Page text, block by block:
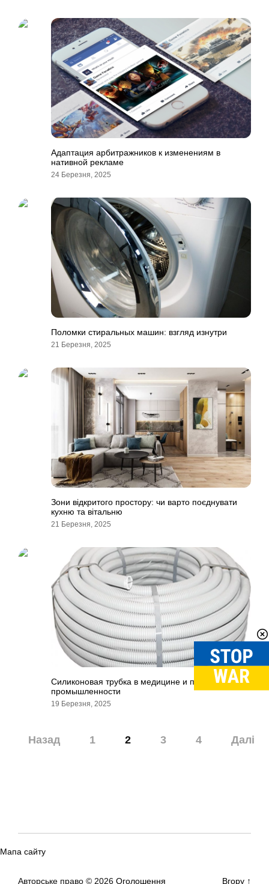
Адаптация арбитражников к изменениям в
нативной рекламе
24 Березня, 2025
Поломки стиральных машин: взгляд изнутри
21 Березня, 2025
Зони відкритого простору: чи варто поєднувати
кухню та вітальню
21 Березня, 2025
Силиконовая трубка в медицине и пищевой
промышленности
19 Березня, 2025
Навігація
Назад 1 2 3 4 Далі
Мапа сайту
Авторське право © 2026 Оголошення Вгору ↑